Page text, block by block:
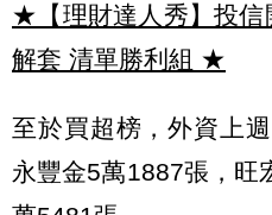
★【理財達人秀】投信
解套 清單勝利組 ★
至於買超榜，外資上
永豐金5萬1887張，旺